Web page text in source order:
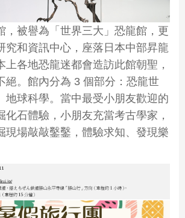
，被譽為「世界三大」恐龍館，更
究和資訊中心，座落日本中部昇龍
上各地恐龍迷都會造訪此館朝聖，
絕。館內分為 3 個部分：恐龍世
地球科學。當中最受小朋友歡迎的
化石體驗，小朋友充當考古學家，
現場敲敲鑿鑿，體驗求知、發現樂